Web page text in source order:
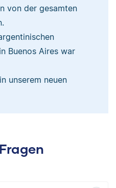
von der gesamten
Buenos Aires war
unserem neuen